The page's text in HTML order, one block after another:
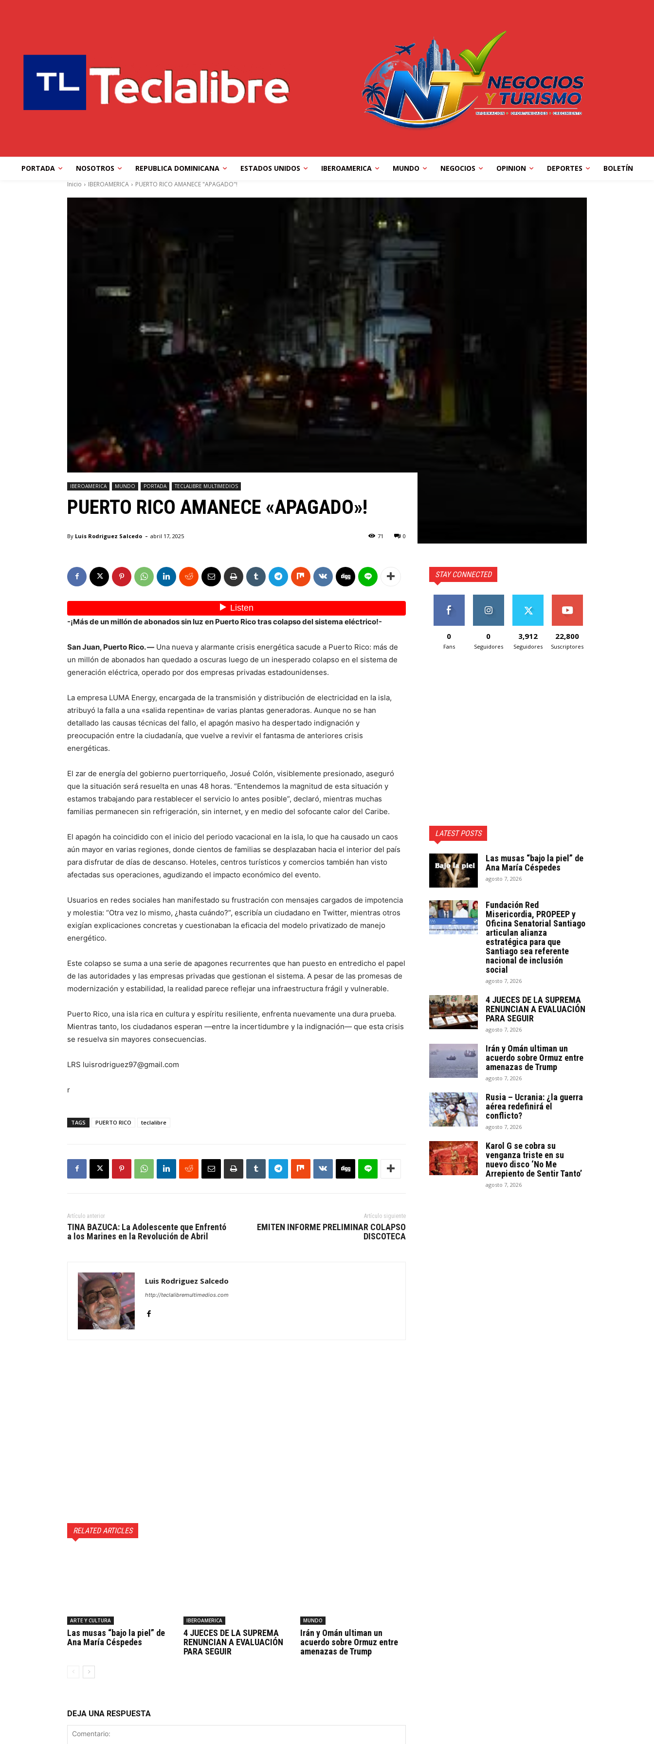
PORTADA NOSOTROS REPUBLICA DOMINICANA ESTADOS UNIDOS IBEROAMERICA MUNDO NEGOCIOS OPINION DEPORTES BOLETÍN
Inicio IBEROAMERICA PUERTO RICO AMANECE "APAGADO"!
IBEROAMERICA MUNDO PORTADA TECLALIBRE MULTIMEDIOS
PUERTO RICO AMANECE «APAGADO»!
By Luis Rodriguez Salcedo - abril 17, 2025 0
71
-¡Más de un millón de abonados sin luz en Puerto Rico tras colapso del sistema eléctrico!-
San Juan, Puerto Rico. — Una nueva y alarmante crisis energética sacude a Puerto Rico: más de
un millón de abonados han quedado a oscuras luego de un inesperado colapso en el sistema de
generación eléctrica, operado por dos empresas privadas estadounidenses.
La empresa LUMA Energy, encargada de la transmisión y distribución de electricidad en la isla,
atribuyó la falla a una «salida repentina» de varias plantas generadoras. Aunque no se han
detallado las causas técnicas del fallo, el apagón masivo ha despertado indignación y
preocupación entre la ciudadanía, que vuelve a revivir el fantasma de anteriores crisis
energéticas.
El zar de energía del gobierno puertorriqueño, Josué Colón, visiblemente presionado, aseguró
que la situación será resuelta en unas 48 horas. “Entendemos la magnitud de esta situación y
estamos trabajando para restablecer el servicio lo antes posible”, declaró, mientras muchas
familias permanecen sin refrigeración, sin internet, y en medio del sofocante calor del Caribe.
El apagón ha coincidido con el inicio del periodo vacacional en la isla, lo que ha causado un caos
aún mayor en varias regiones, donde cientos de familias se desplazaban hacia el interior del país
para disfrutar de días de descanso. Hoteles, centros turísticos y comercios también han visto
afectadas sus operaciones, agudizando el impacto económico del evento.
Usuarios en redes sociales han manifestado su frustración con mensajes cargados de impotencia
y molestia: “Otra vez lo mismo, ¿hasta cuándo?”, escribía un ciudadano en Twitter, mientras otros
exigían explicaciones concretas y cuestionaban la eficacia del modelo privatizado de manejo
energético.
Este colapso se suma a una serie de apagones recurrentes que han puesto en entredicho el papel
de las autoridades y las empresas privadas que gestionan el sistema. A pesar de las promesas de
modernización y estabilidad, la realidad parece reflejar una infraestructura frágil y vulnerable.
Puerto Rico, una isla rica en cultura y espíritu resiliente, enfrenta nuevamente una dura prueba.
Mientras tanto, los ciudadanos esperan —entre la incertidumbre y la indignación— que esta crisis
se resuelva sin mayores consecuencias.
LRS luisrodriguez97@gmail.com
r
TAGS PUERTO RICO teclalibre
Artículo anterior
TINA BAZUCA: La Adolescente que Enfrentó
a los Marines en la Revolución de Abril
Artículo siguiente
EMITEN INFORME PRELIMINAR COLAPSO
DISCOTECA
Luis Rodriguez Salcedo
http://teclalibremultimedios.com
RELATED ARTICLES
ARTE Y CULTURA
Las musas “bajo la piel” de
Ana María Céspedes
IBEROAMERICA
4 JUECES DE LA SUPREMA
RENUNCIAN A EVALUACIÓN
PARA SEGUIR
MUNDO
Irán y Omán ultiman un
acuerdo sobre Ormuz entre
amenazas de Trump
DEJA UNA RESPUESTA
STAY CONNECTED
0
Fans
0
Seguidores
3,912
Seguidores
22,800
Suscriptores
LATEST POSTS
Las musas “bajo la piel” de
Ana María Céspedes
agosto 7, 2026
Fundación Red
Misericordia, PROPEEP y
Oficina Senatorial Santiago
articulan alianza
estratégica para que
Santiago sea referente
nacional de inclusión
social
agosto 7, 2026
4 JUECES DE LA SUPREMA
RENUNCIAN A EVALUACIÓN
PARA SEGUIR
agosto 7, 2026
Irán y Omán ultiman un
acuerdo sobre Ormuz entre
amenazas de Trump
agosto 7, 2026
Rusia – Ucrania: ¿la guerra
aérea redefinirá el
conflicto?
agosto 7, 2026
Karol G se cobra su
venganza triste en su
nuevo disco ‘No Me
Arrepiento de Sentir Tanto’
agosto 7, 2026